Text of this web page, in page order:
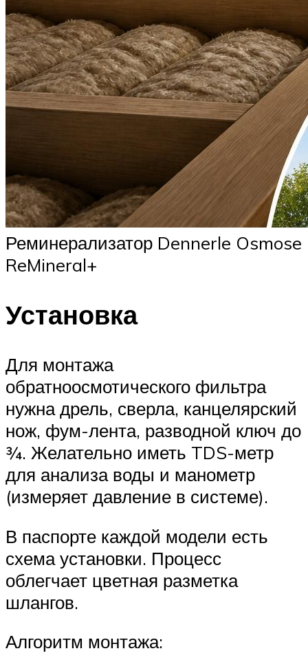
Реминерализатор Dennerle Osmose
ReMineral+
Установка
Для монтажа
обратноосмотического фильтра
нужна дрель, сверла, канцелярский
нож, фум-лента, разводной ключ до
¾. Желательно иметь TDS-метр
для анализа воды и манометр
(измеряет давление в системе).
В паспорте каждой модели есть
схема установки. Процесс
облегчает цветная разметка
шлангов.
Алгоритм монтажа: